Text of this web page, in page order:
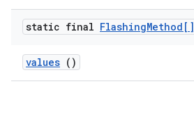
static final FlashingMethod[]
values ()